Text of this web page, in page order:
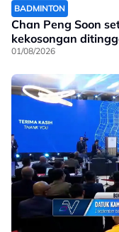
BADMINTON
Chan Peng Soon
kekosongan
01/08/2026